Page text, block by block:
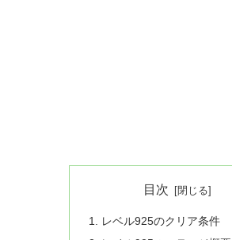
目次
レベル925のクリア条件